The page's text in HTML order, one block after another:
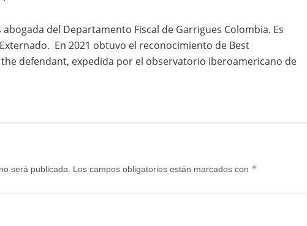
abogada del Departamento Fiscal de Garrigues Colombia. Es
En 2021 obtuvo el reconocimiento de Best
defendant, expedida por el observatorio Iberoamericano de
será publicada. Los campos obligatorios están marcados con *